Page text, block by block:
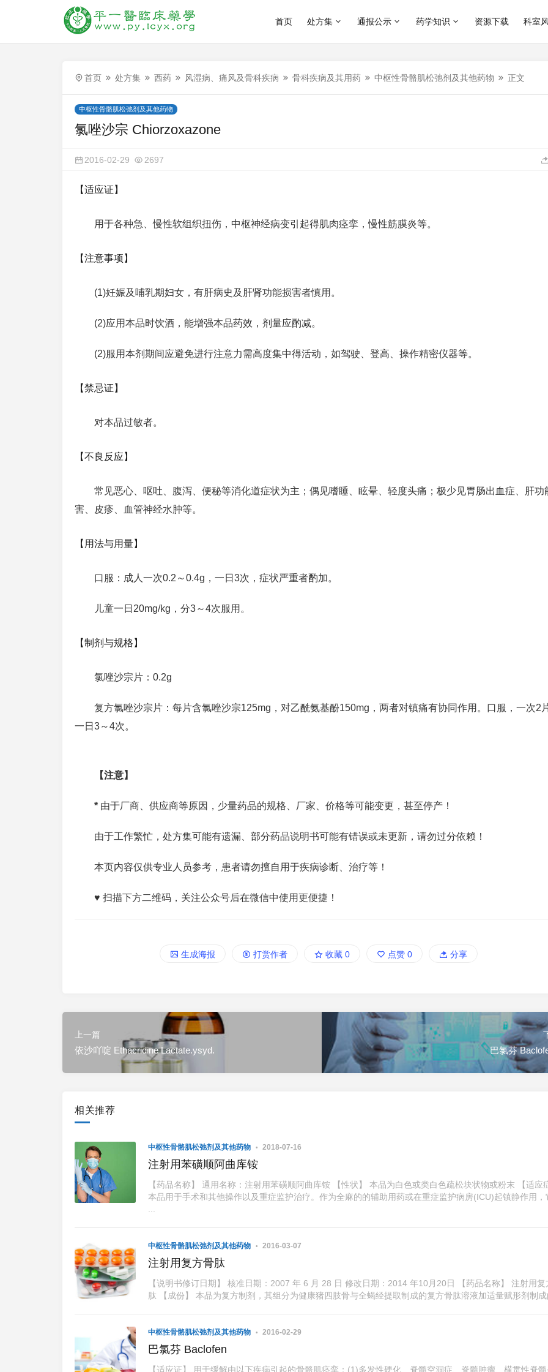
首页 处方集 通报公示 药学知识 资源下载 科室
首页 处方集 西药 风湿病、痛风及骨科疾病 骨科疾病及其用药 中枢性骨骼肌松弛剂及其他药物 正文
中枢性骨骼肌松弛剂及其他药物
氯唑沙宗 Chiorzoxazone
2016-02-29 2697
【适应证】
用于各种急、慢性软组织扭伤，中枢神经病变引起得肌肉痉挛，慢性筋膜炎等。
【注意事项】
(1)妊娠及哺乳期妇女，有肝病史及肝肾功能损害者慎用。
(2)应用本品时饮酒，能增强本品药效，剂量应酌减。
(2)服用本剂期间应避免进行注意力需高度集中得活动，如驾驶、登高、操作精密仪器等。
【禁忌证】
对本品过敏者。
【不良反应】
常见恶心、呕吐、腹泻、便秘等消化道症状为主；偶见嗜睡、眩晕、轻度头痛；极少见胃肠出血症、肝功
害、皮疹、血管神经水肿等。
【用法与用量】
口服：成人一次0.2～0.4g，一日3次，症状严重者酌加。
儿童一日20mg/kg，分3～4次服用。
【制剂与规格】
氯唑沙宗片：0.2g
复方氯唑沙宗片：每片含氯唑沙宗125mg，对乙酰氨基酚150mg，两者对镇痛有协同作用。口服，一次2
一日3～4次。
【注意】
* 由于厂商、供应商等原因，少量药品的规格、厂家、价格等可能变更，甚至停产！
由于工作繁忙，处方集可能有遗漏、部分药品说明书可能有错误或未更新，请勿过分依赖！
本页内容仅供专业人员参考，患者请勿擅自用于疾病诊断、治疗等！
♥ 扫描下方二维码，关注公众号后在微信中使用更便捷！
生成海报 打赏作者 收藏0 点赞 0 分享
上一篇
依沙吖啶 Ethacridine Lactate.ysyd. 巴氯芬
相关推荐
中枢性骨骼肌松弛剂及其他药物 2018-07-16
注射用苯磺顺阿曲库铵
【药品名称】 通用名称：注射用苯磺顺阿曲库铵 【性状】 本品为白色或类白色疏松块状物或粉末 【适应
本品用于手术和其他操作以及重症监护治疗。作为全麻的的辅助用药或在重症监护病房(ICU)起镇静作用，
中枢性骨骼肌松弛剂及其他药物 2016-03-07
注射用复方骨肽
【说明书修订日期】 核准日期：2007 年 6 月 28 日 修改日期：2014 年10月20日 【药品名称】 注射用复
肽 【成份】 本品为复方制剂，其组分为健康猪四肢骨与全蝎经提取制成的复方骨肽溶液加适量赋形剂制
中枢性骨骼肌松弛剂及其他药物 2016-02-29
巴氯芬 Baclofen
【适应证】 用于缓解由以下疾病引起的骨骼肌痉挛：(1)多发性硬化、脊髓空洞症、脊髓肿瘤、横贯性脊